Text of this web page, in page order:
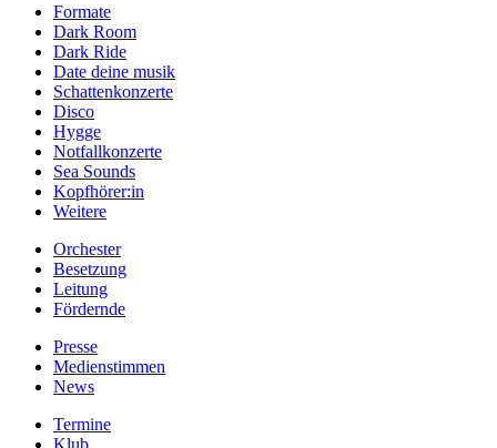
Formate
Dark Room
Dark Ride
Date deine musik
Schattenkonzerte
Disco
Hygge
Notfallkonzerte
Sea Sounds
Kopfhörer:in
Weitere
Orchester
Besetzung
Leitung
Fördernde
Presse
Medienstimmen
News
Termine
Klub